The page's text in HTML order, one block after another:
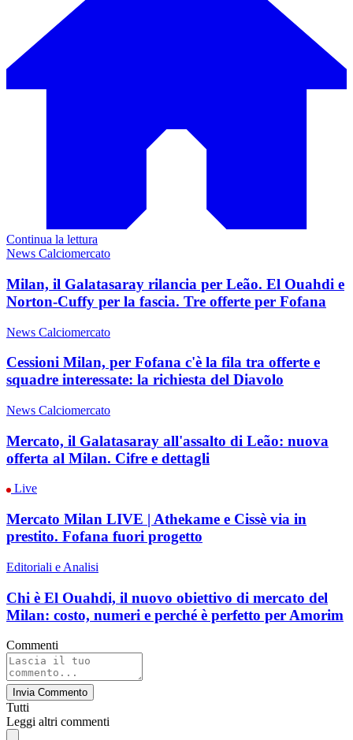
Continua la lettura
News Calciomercato
Milan, il Galatasaray rilancia per Leão. El Ouahdi e
Norton-Cuffy per la fascia. Tre offerte per Fofana
News Calciomercato
Cessioni Milan, per Fofana c'è la fila tra offerte e
squadre interessate: la richiesta del Diavolo
News Calciomercato
Mercato, il Galatasaray all'assalto di Leão: nuova
offerta al Milan. Cifre e dettagli
Live
Mercato Milan LIVE | Athekame e Cissè via in
prestito. Fofana fuori progetto
Editoriali e Analisi
Chi è El Ouahdi, il nuovo obiettivo di mercato del
Milan: costo, numeri e perché è perfetto per Amorim
Commenti
Invia Commento
Tutti
Leggi altri commenti